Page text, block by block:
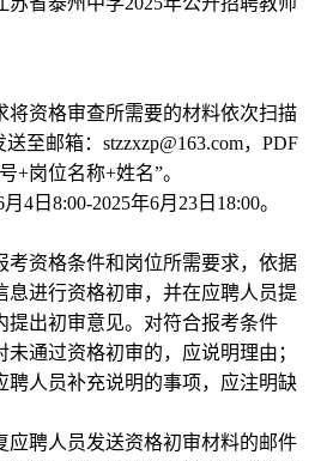
将资格审查所需要的材料依次扫描
至邮箱：stzzxzp@163.com，PDF
+岗位名称+姓名”。
4日8:00-2025年6月23日18:00。
考资格条件和岗位所需要求，依据
息进行资格初审，并在应聘人员提
提出初审意见。对符合报考条件
通过资格初审的，应说明理由；
聘人员补充说明的事项，应注明缺
应聘人员发送资格初审材料的邮件